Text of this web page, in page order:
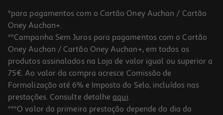
-50%
4.5
Máquina De Café Nespresso Krups Xn9201p3 Vertuo Pop Branca
*para pagamentos com o Cartão Oney Auchan / Cartão
Oney Auchan+.
**Campanha Sem Juros para pagamentos com o Cartão
Oney Auchan / Cartão Oney Auchan+, em todos os
produtos assinalados na Loja de valor igual ou superior a
75€. Ao valor da compra acresce Comissão de
Formalização até 6% e Imposto do Selo, incluídos nas
prestações. Consulte detalhe aqui.
***O valor da primeira prestação depende do dia da